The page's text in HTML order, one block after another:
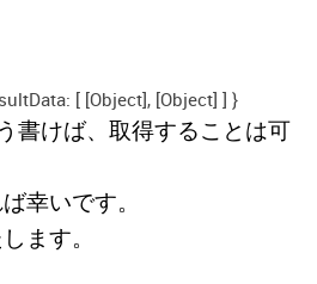
[ [Object], [Object] ] }
書けば、取得することは可
幸いです。
ます。